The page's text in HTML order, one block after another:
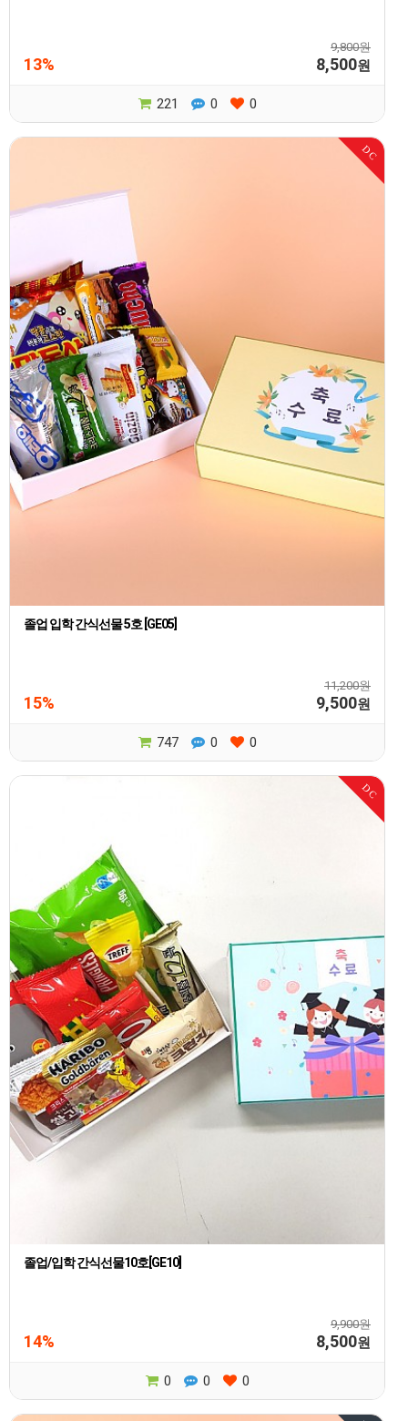
9,800원
13% 8,500원
221 0 0
DC
졸업 입학 간식선물 5호 [GE05]
11,200원
15% 9,500원
747 0 0
DC
졸업/입학 간식선물10호[GE10]
9,900원
14% 8,500원
0 0 0